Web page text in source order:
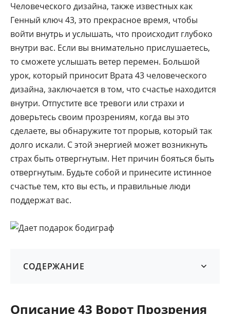
Человеческого дизайна, также известных как
Генный ключ 43, это прекрасное время, чтобы
войти внутрь и услышать, что происходит глубоко
внутри вас. Если вы внимательно прислушаетесь,
то сможете услышать ветер перемен. Большой
урок, который приносит Врата 43 человеческого
дизайна, заключается в том, что счастье находится
внутри. Отпустите все тревоги или страхи и
доверьтесь своим прозрениям, когда вы это
сделаете, вы обнаружите тот прорыв, который так
долго искали. С этой энергией может возникнуть
страх быть отвергнутым. Нет причин бояться быть
отвергнутым. Будьте собой и принесите истинное
счастье тем, кто вы есть, и правильные люди
поддержат вас.
СОДЕРЖАНИЕ
Описание 43 Ворот Прозрения